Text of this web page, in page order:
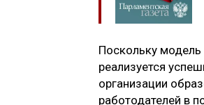
Поскольку модель
реализуется
организации
работодателей в